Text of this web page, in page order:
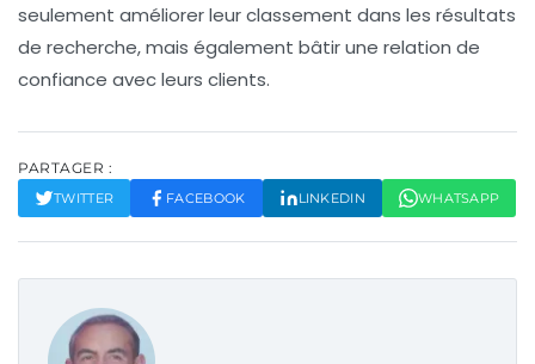
seulement améliorer leur classement dans les résultats
de recherche, mais également bâtir une relation de
confiance avec leurs clients.
PARTAGER :
TWITTER FACEBOOK LINKEDIN WHATSAPP